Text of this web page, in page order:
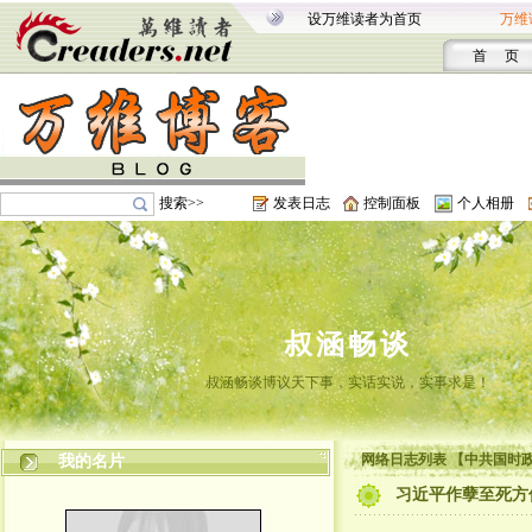
设万维读者为首页 万维
首 页
搜索>> 发表日志 控制面板 个人相册
叔涵畅谈
叔涵畅谈博议天下事，实话实说，实事求是！
我的名片 网络日志列表 【中共国时
习近平作孽至死方